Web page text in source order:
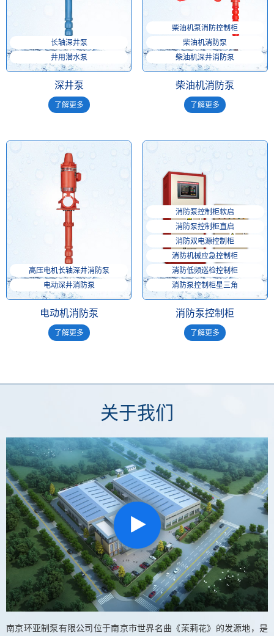
深井泵
长轴深井泵
井用潜水泵
了解更多
柴油机消防泵
柴油机泵消防控制柜
柴油机消防泵
柴油机深井消防泵
了解更多
电动机消防泵
高压电机长轴深井消防泵
电动深井消防泵
了解更多
消防泵控制柜
消防泵控制柜软启
消防泵控制柜直启
消防双电源控制柜
消防机械应急控制柜
消防低频巡检控制柜
消防泵控制柜星三角
了解更多
关于我们
南京环亚制泵有限公司位于南京市世界名曲《茉莉花》的发源地，是